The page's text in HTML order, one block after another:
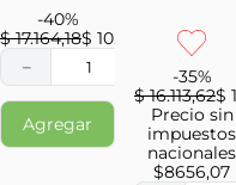
-40%
$ 17.164,18$ 10.
－
Agregar
-35%
$ 16.113,62$
Precio sin
impuestos
nacionales
$8656,07